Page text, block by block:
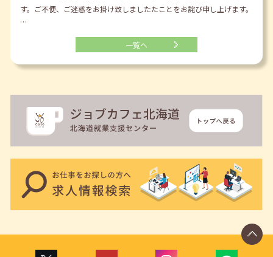
す。ご不便、ご迷惑をお掛け致しましたたことをお詫び申し上げます。
…
一覧へ